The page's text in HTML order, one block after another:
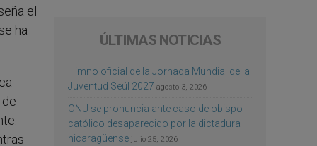
el
ha
ÚLTIMAS NOTICIAS
Himno oficial de la Jornada Mundial de la
Juventud Seúl 2027 agosto 3, 2026
ONU se pronuncia ante caso de obispo
católico desaparecido por la dictadura
nicaragüense julio 25, 2026